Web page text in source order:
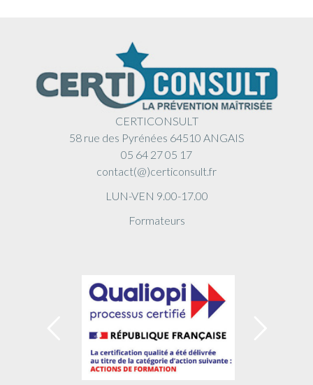
CERTICONSULT
58 rue des Pyrénées 64510 ANGAIS
05 64 27 05 17
contact(@)certiconsult.fr
LUN-VEN 9.00-17.00
Formateurs